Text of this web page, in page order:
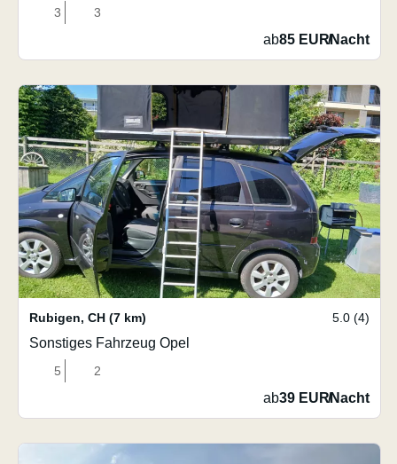
3 3
ab85 EUR/Nacht
Rubigen, CH (7 km) 5.0 (4)
Sonstiges Fahrzeug Opel
5 2
ab39 EUR/Nacht